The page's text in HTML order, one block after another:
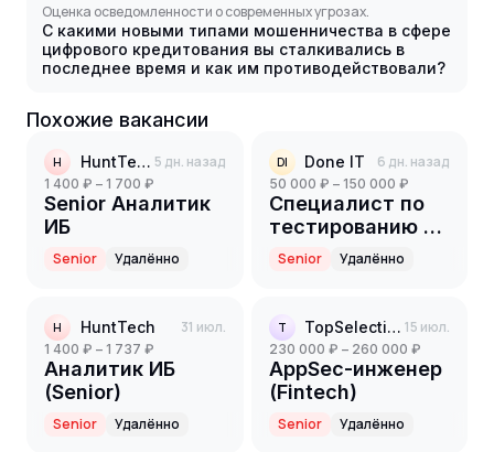
Оценка осведомленности о современных угрозах.
С какими новыми типами мошенничества в сфере
цифрового кредитования вы сталкивались в
последнее время и как им противодействовали?
Похожие вакансии
H HuntTech 5 дн. назад
1 400 ₽ – 1 700 ₽
Senior Аналитик
ИБ
Senior Удалённо
DI Done IT 6 дн. назад
50 000 ₽ – 150 000 ₽
Специалист по
тестированию на
проникновение
(пентестер) в
Senior Удалённо
H HuntTech 31 июл.
1 400 ₽ – 1 737 ₽
Аналитик ИБ
(Senior)
Senior Удалённо
T TopSelection 15 июл.
230 000 ₽ – 260 000 ₽
AppSec-инженер
(Fintech)
Senior Удалённо